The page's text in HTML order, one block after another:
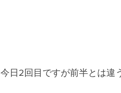
今日2回目ですが前半とは違